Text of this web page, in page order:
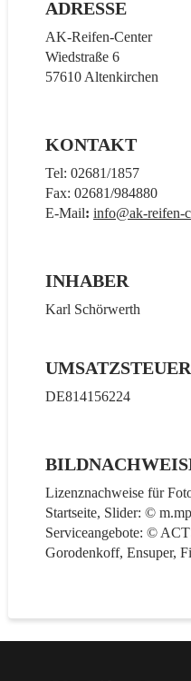
ADRESSE
AK-Reifen-Center
Wiedstraße 6
57610 Altenkirchen
KONTAKT
Tel: 02681/1857
Fax: 02681/984880
E-Mail: info@ak-reifen-
INHABER
Karl Schörwerth
DE814156224
Lizenznachweise für
Startseite, Slider: ©
Serviceangebote: ©
Gorodenkoff, Ensuper,